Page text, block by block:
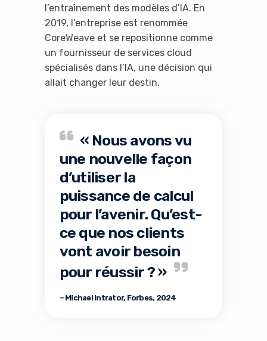
l’entraînement des modèles d’IA. En
2019, l’entreprise est renommée
CoreWeave et se repositionne comme
un fournisseur de services cloud
spécialisés dans l’IA, une décision qui
allait changer leur destin.
« Nous avons vu
une nouvelle façon
d’utiliser la
puissance de calcul
pour l’avenir. Qu’est-
ce que nos clients
vont avoir besoin
pour réussir ? »
– Michael Intrator, Forbes, 2024